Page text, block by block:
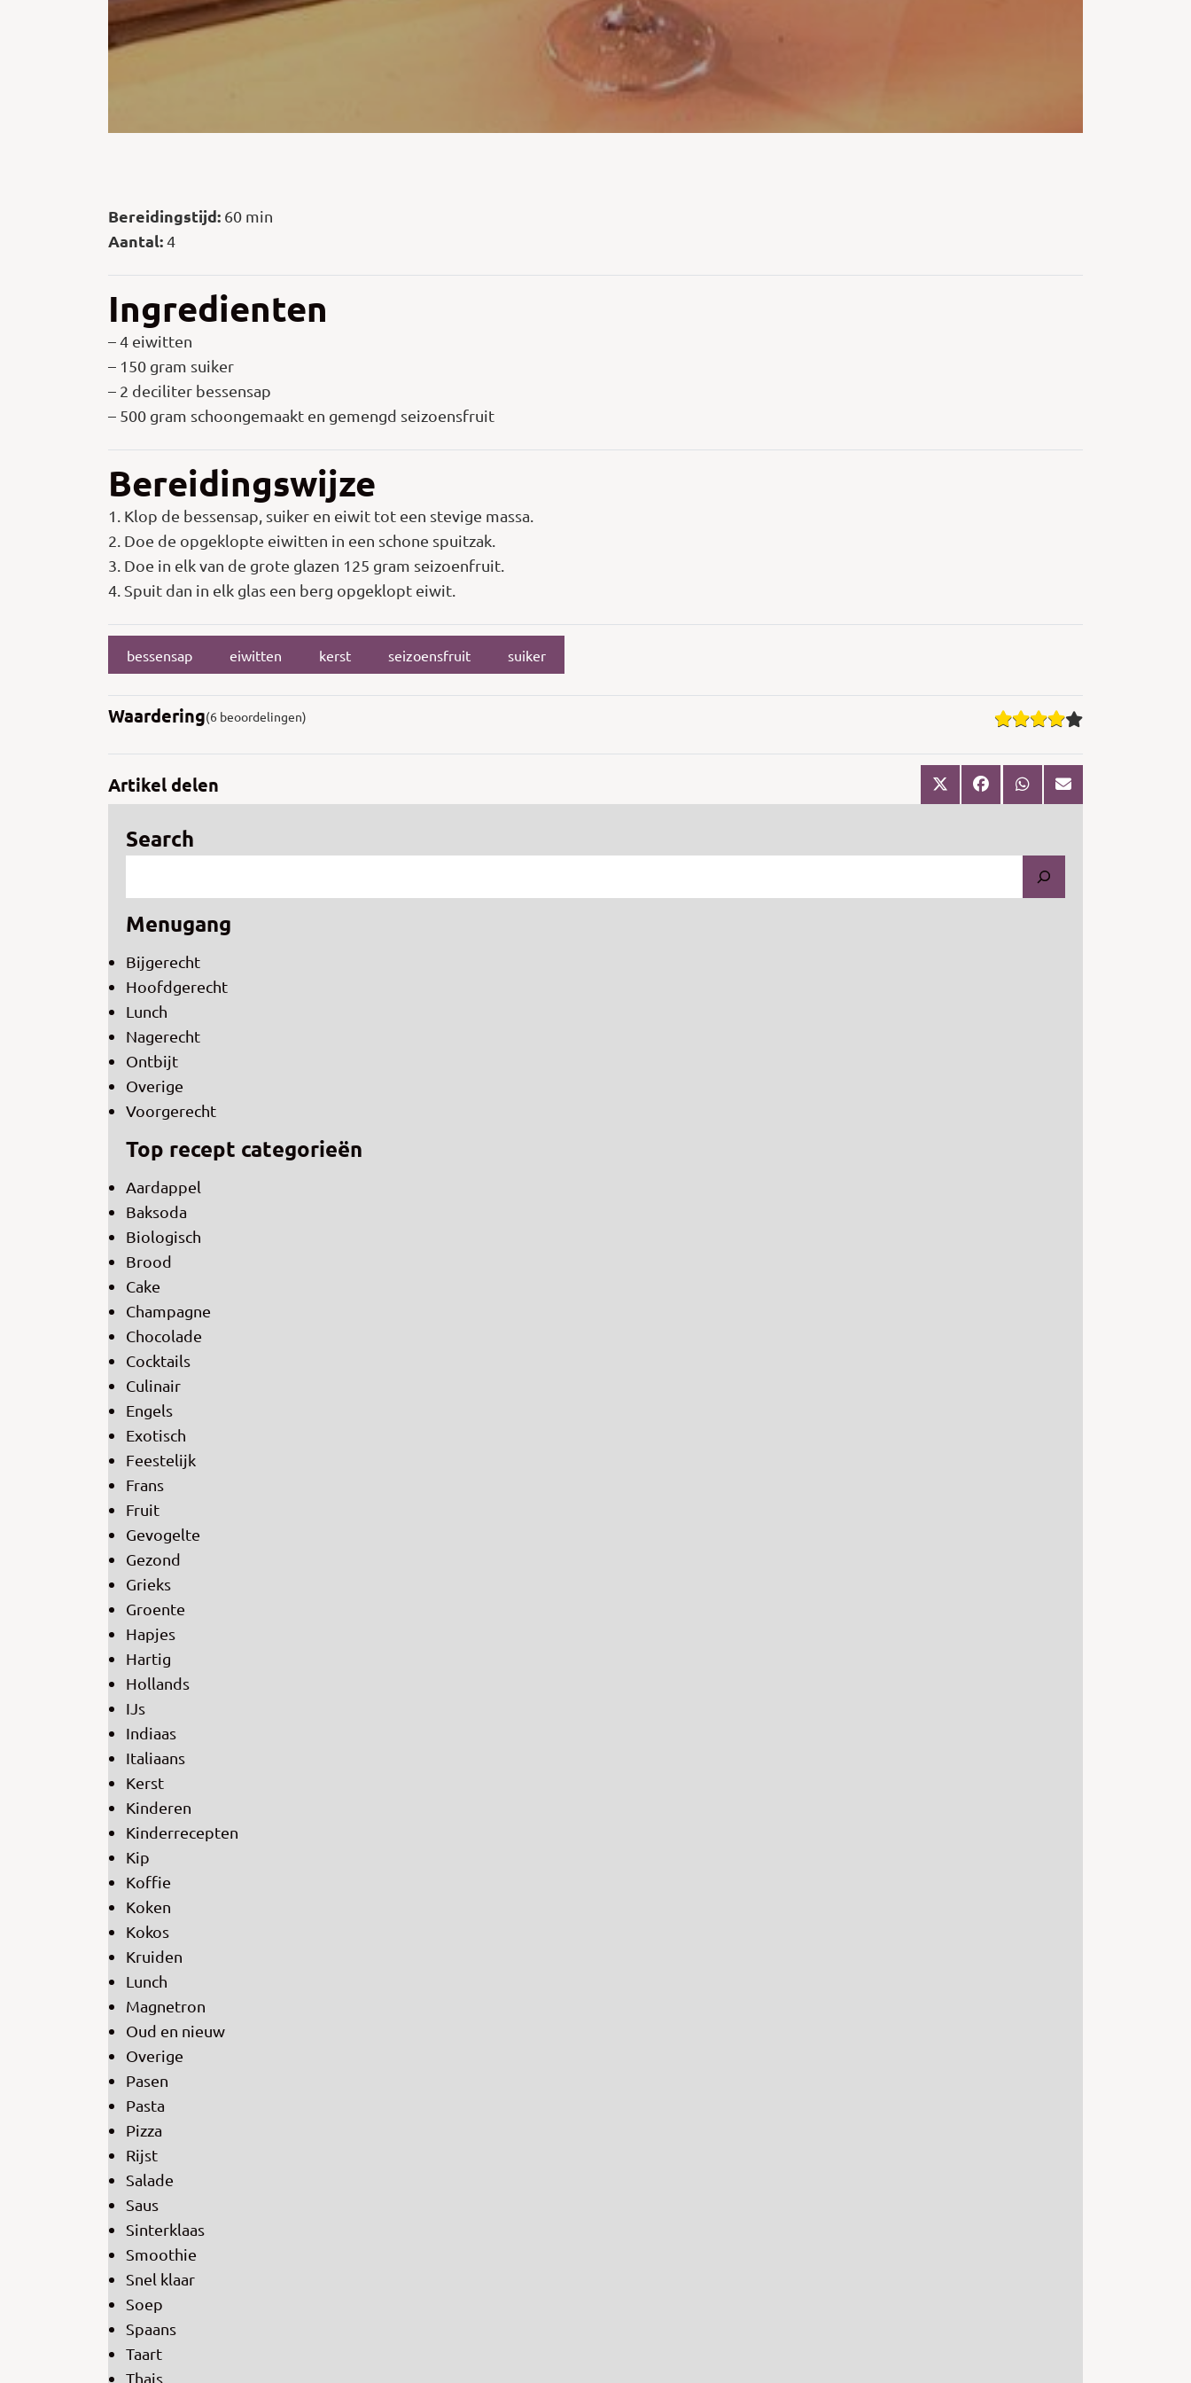
Bereidingstijd: 60 min
Aantal:4
Ingredienten
– 4 eiwitten
– 150 gram suiker
– 2 deciliter bessensap
– 500 gram schoongemaakt en gemengd seizoensfruit
Bereidingswijze
1. Klop de bessensap, suiker en eiwit tot een stevige massa.
2. Doe de opgeklopte eiwitten in een schone spuitzak.
3. Doe in elk van de grote glazen 125 gram seizoenfruit.
4. Spuit dan in elk glas een berg opgeklopt eiwit.
bessensap eiwitten kerst seizoensfruit suiker
Waardering(6 beoordelingen)
Artikel delen
Search
Menugang
Bijgerecht
Hoofdgerecht
Lunch
Nagerecht
Ontbijt
Overige
Voorgerecht
Top recept categorieën
Aardappel
Baksoda
Biologisch
Brood
Cake
Champagne
Chocolade
Cocktails
Culinair
Engels
Exotisch
Feestelijk
Frans
Fruit
Gevogelte
Gezond
Grieks
Groente
Hapjes
Hartig
Hollands
IJs
Indiaas
Italiaans
Kerst
Kinderen
Kinderrecepten
Kip
Koffie
Koken
Kokos
Kruiden
Lunch
Magnetron
Oud en nieuw
Overige
Pasen
Pasta
Pizza
Rijst
Salade
Saus
Sinterklaas
Smoothie
Snel klaar
Soep
Spaans
Taart
Thais